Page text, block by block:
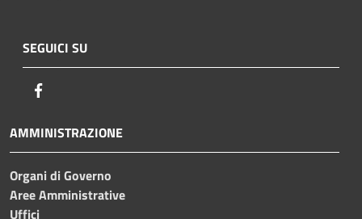
SEGUICI SU
AMMINISTRAZIONE
Organi di Governo
Aree Amministrative
Uffici